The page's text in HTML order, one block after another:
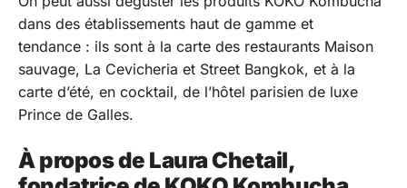
dans des établissements haut de gamme et
tendance : ils sont à la carte des restaurants Maison
sauvage, La Cevicheria et Street Bangkok, et à la
carte d’été, en cocktail, de l’hôtel parisien de luxe
Prince de Galles.
À propos de Laura Chetail,